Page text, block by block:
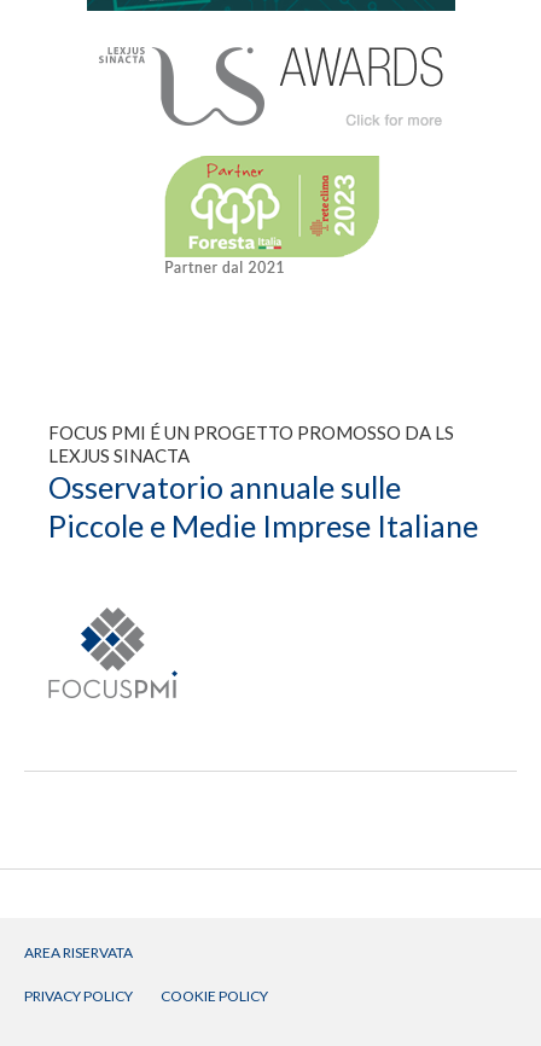
FOCUS PMI É UN PROGETTO PROMOSSO DA LS
LEXJUS SINACTA
Osservatorio annuale sulle
Piccole e Medie Imprese Italiane
AREA RISERVATA
PRIVACY POLICY COOKIE POLICY